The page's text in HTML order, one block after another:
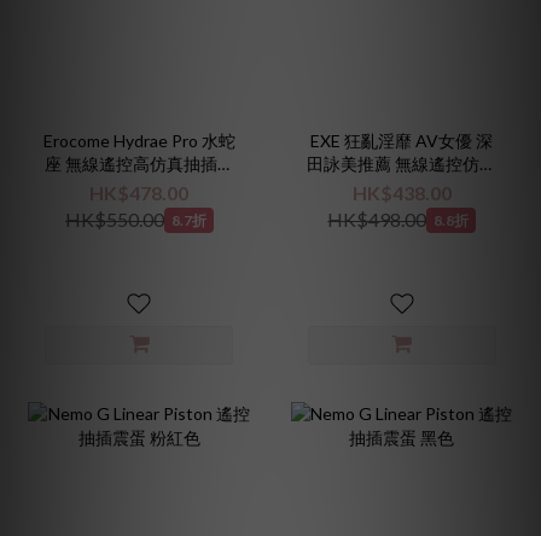
Erocome Hydrae Pro 水蛇
座 無線遙控高仿真抽插震
動陽具 肉色
HK$478.00
HK$550.00 8.7折
EXE 狂亂淫靡 AV女優 深
田詠美推薦 無線遙控仿真
陽具震動器
HK$438.00
HK$498.00 8.8折